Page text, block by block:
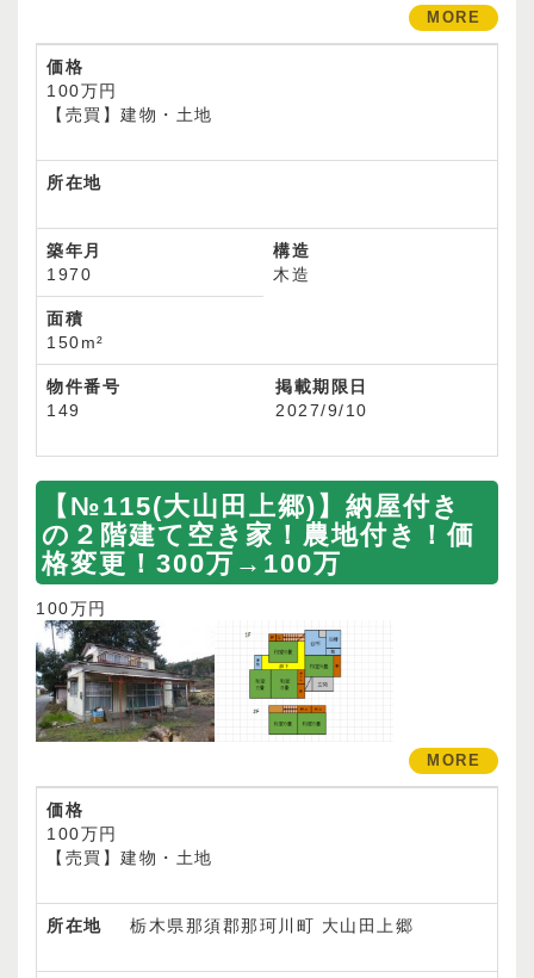
MORE
価格
100万円
【売買】建物・土地
所在地
築年月
1970
構造
木造
面積
150m²
物件番号
149
掲載期限日
2027/9/10
【№115(大山田上郷)】納屋付き
の２階建て空き家！農地付き！価
格変更！300万→100万
100万円
MORE
価格
100万円
【売買】建物・土地
所在地 栃木県那須郡那珂川町 大山田上郷